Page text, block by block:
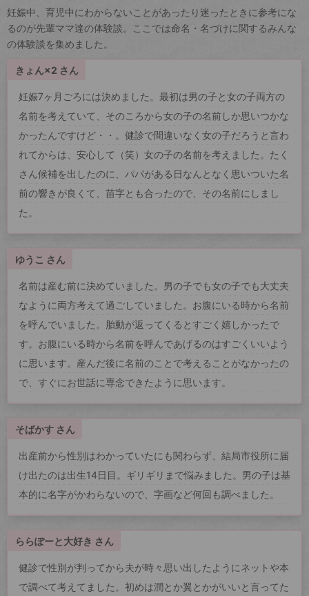
妊娠中、育児中にわからないことがあったり迷ったときに参考にな
るのが先輩ママ達の体験談。ここでは命名・名づけに関するみんな
の体験談を集めました。
きょん×2 さん
妊娠7ヶ月ごろには決めました。最初は男の子と女の子両方の
名前を考えていて、そのころから女の子の名前しか思いつかな
かったんですけど・・。健診で間違いなく女の子だろうと言わ
れてからは、安心して（笑）女の子の名前を考えました。たく
さん候補を出したのに、パパがある日なんとなく思いついた名
前の響きが良くて、苗字とも合ったので、その名前にしまし
た。
ゆうこ さん
名前は産む前に決めていました。男の子でも女の子でも大丈夫
なように両方考えて過ごしていました。お腹にいる時から名前
を呼んでいました。胎動が返ってくるとすごく嬉しかったで
す。お腹にいる時から名前を呼んであげるのはすごくいいよう
に思います。産んだ後に名前のことで考えることがなかったの
で、すぐにお世話に専念できたように思います。
そばかす さん
出産前から性別はわかっていたにも関わらず、結局市役所に届
け出たのは出生14日目。ギリギリまで悩みました。男の子は基
本的に名字がかわらないので、字画など何回も調べました。
ららぽーと大好き さん
健診で性別が判ってから夫が時々思い出したようにネットや本
で調べて考えてました。初めは潤とか翼とかがいいと言ってた